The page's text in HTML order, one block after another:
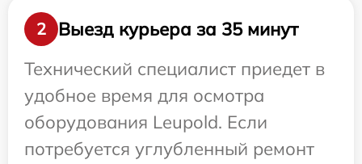
2
Выезд курьера за 35 минут
Технический специалист приедет в
удобное время для осмотра
оборудования Leupold. Если
потребуется углубленный ремонт